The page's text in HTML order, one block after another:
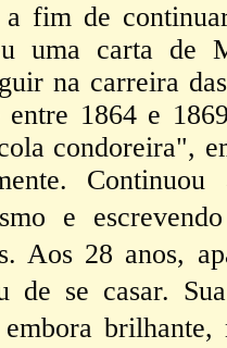
a fim de
uma carta de
na carreira
entre 1864 e
condoreira",
e
Aos 28 anos,
de se casar.
embora